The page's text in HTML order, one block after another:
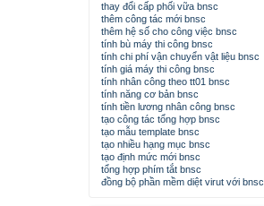
thay đổi cấp phối vữa bnsc
thêm công tác mới bnsc
thêm hệ số cho công việc bnsc
tính bù máy thi công bnsc
tính chi phí vận chuyển vật liệu bnsc
tính giá máy thi công bnsc
tính nhân công theo tt01 bnsc
tính năng cơ bản bnsc
tính tiền lương nhân công bnsc
tạo công tác tổng hợp bnsc
tạo mẫu template bnsc
tạo nhiều hạng mục bnsc
tạo định mức mới bnsc
tổng hợp phím tắt bnsc
đồng bộ phần mềm diệt virut với bnsc